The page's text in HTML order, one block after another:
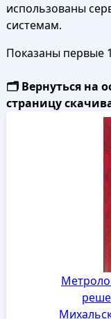
использованы
системам.
Показаны первые
🗂️ Вернуться на
страницу